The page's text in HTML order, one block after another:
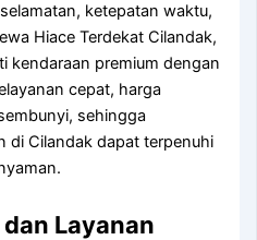
ketepatan waktu,
Hiace Terdekat Cilandak,
kendaraan premium dengan
cepat, harga
sehingga
di Cilandak dapat terpenuhi
Layanan